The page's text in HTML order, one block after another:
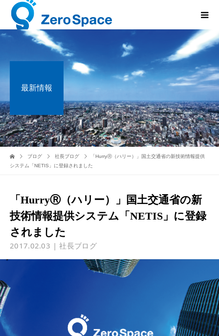
最新情報
ブログ 社長ブログ
「HurryⓇ（ハリー）」国土交通省の新技術情報提供
システム「NETIS」に登録されました
「HurryⓇ（ハリー）」国土交通省の新
技術情報提供システム「NETIS」に登録
されました
2017.02.03 社長ブログ